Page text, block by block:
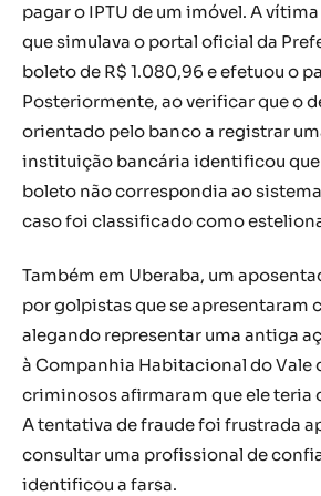
pagar o IPTU de um imóvel. A
que simulava o portal oficial da
boleto de R$ 1.080,96 e efetuou o
Posteriormente, ao verificar que o
orientado pelo banco a registrar
instituição bancária identificou que
boleto não correspondia ao
caso foi classificado como
Também em Uberaba, um
por golpistas que se apresentaram
alegando representar uma antiga
à Companhia Habitacional do Vale
criminosos afirmaram que ele teria
A tentativa de fraude foi frustrada
consultar uma profissional de
identificou a farsa.